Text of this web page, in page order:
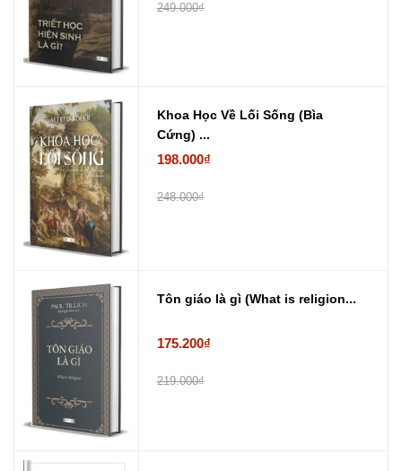
249.000₫
Khoa Học Về Lối Sống (Bìa
Cứng) ...
198.000₫
248.000₫
Tôn giáo là gì (What is religion...
175.200₫
219.000₫